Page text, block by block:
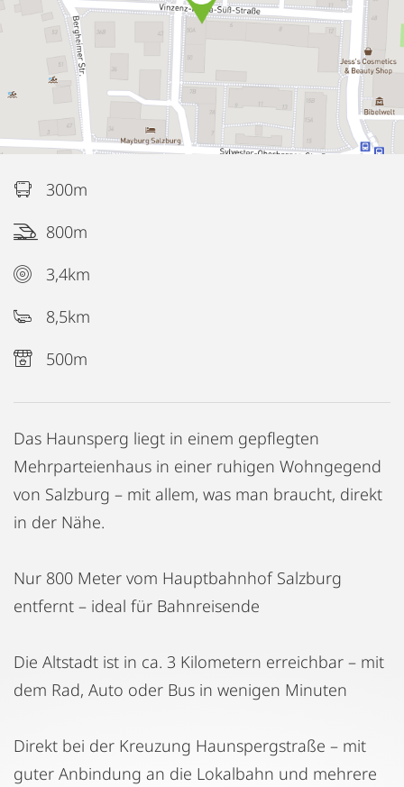
300m
800m
3,4km
8,5km
500m
Das Haunsperg liegt in einem gepflegten
Mehrparteienhaus in einer ruhigen Wohngegend
von Salzburg – mit allem, was man braucht, direkt
in der Nähe.
Nur 800 Meter vom Hauptbahnhof Salzburg
entfernt – ideal für Bahnreisende
Die Altstadt ist in ca. 3 Kilometern erreichbar – mit
dem Rad, Auto oder Bus in wenigen Minuten
Direkt bei der Kreuzung Haunspergstraße – mit
guter Anbindung an die Lokalbahn und mehrere